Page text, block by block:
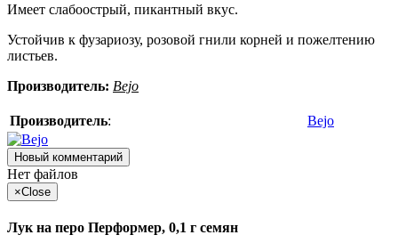
Имеет слабоострый, пикантный вкус.
Устойчив к фузариозу, розовой гнили корней и пожелтению
листьев.
Производитель: Bejo
Производитель: Bejo
Новый комментарий
Нет файлов
×Close
Лук на перо Перформер, 0,1 г семян